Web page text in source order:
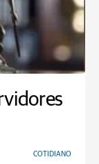
COTIDIANO